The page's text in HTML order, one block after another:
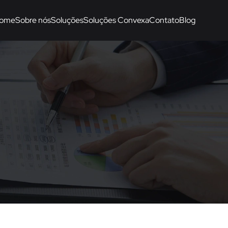
Sobre nósSoluçõesSoluções ConvexaContatoBlog